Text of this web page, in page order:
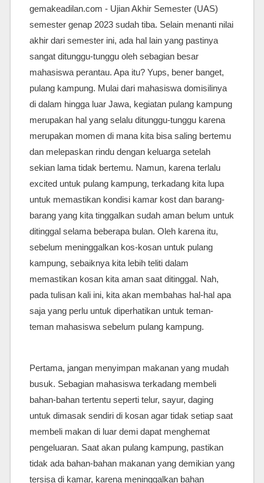
gemakeadilan.com - Ujian Akhir Semester (UAS)
semester genap 2023 sudah tiba. Selain menanti nilai
akhir dari semester ini, ada hal lain yang pastinya
sangat ditunggu-tunggu oleh sebagian besar
mahasiswa perantau. Apa itu? Yups, bener banget,
pulang kampung. Mulai dari mahasiswa domisilinya
di dalam hingga luar Jawa, kegiatan pulang kampung
merupakan hal yang selalu ditunggu-tunggu karena
merupakan momen di mana kita bisa saling bertemu
dan melepaskan rindu dengan keluarga setelah
sekian lama tidak bertemu. Namun, karena terlalu
excited untuk pulang kampung, terkadang kita lupa
untuk memastikan kondisi kamar kost dan barang-
barang yang kita tinggalkan sudah aman belum untuk
ditinggal selama beberapa bulan. Oleh karena itu,
sebelum meninggalkan kos-kosan untuk pulang
kampung, sebaiknya kita lebih teliti dalam
memastikan kosan kita aman saat ditinggal. Nah,
pada tulisan kali ini, kita akan membahas hal-hal apa
saja yang perlu untuk diperhatikan untuk teman-
teman mahasiswa sebelum pulang kampung.
Pertama, jangan menyimpan makanan yang mudah
busuk. Sebagian mahasiswa terkadang membeli
bahan-bahan tertentu seperti telur, sayur, daging
untuk dimasak sendiri di kosan agar tidak setiap saat
membeli makan di luar demi dapat menghemat
pengeluaran. Saat akan pulang kampung, pastikan
tidak ada bahan-bahan makanan yang demikian yang
tersisa di kamar, karena meninggalkan bahan